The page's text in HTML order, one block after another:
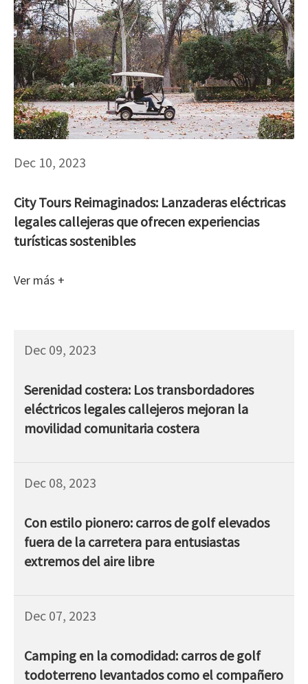
Dec 10, 2023
City Tours Reimaginados: Lanzaderas eléctricas
legales callejeras que ofrecen experiencias
turísticas sostenibles
Ver más +
Dec 09, 2023
Serenidad costera: Los transbordadores
eléctricos legales callejeros mejoran la
movilidad comunitaria costera
Dec 08, 2023
Con estilo pionero: carros de golf elevados
fuera de la carretera para entusiastas
extremos del aire libre
Dec 07, 2023
Camping en la comodidad: carros de golf
todoterreno levantados como el compañero